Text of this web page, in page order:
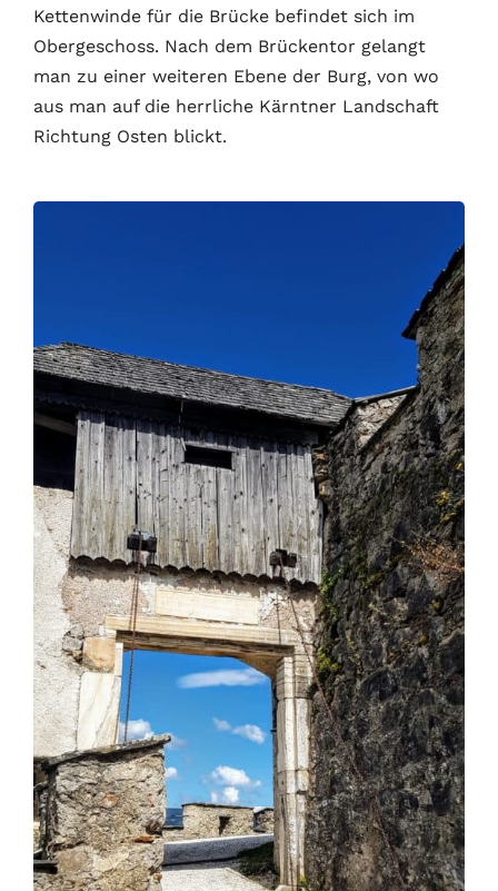
Kettenwinde für die Brücke befindet sich im
Obergeschoss. Nach dem Brückentor gelangt
man zu einer weiteren Ebene der Burg, von wo
aus man auf die herrliche Kärntner Landschaft
Richtung Osten blickt.